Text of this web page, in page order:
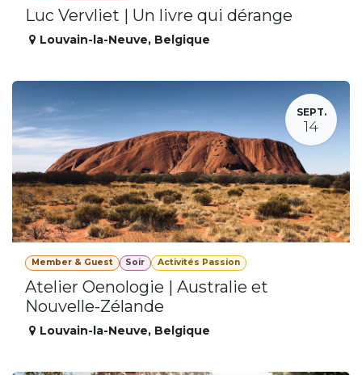
Luc Vervliet | Un livre qui dérange
Louvain-la-Neuve, Belgique
SEPT.
14
Member & Guest Soir Activités Passion
Atelier Oenologie | Australie et
Nouvelle-Zélande
Louvain-la-Neuve, Belgique